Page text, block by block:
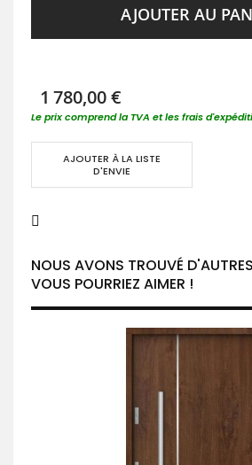
AJOUTER AU
1 780,00 €
Le prix comprend la TVA et les frais
AJOUTER À LA LISTE
D'ENVIE
NOUS AVONS TROUVÉ
VOUS POURRIEZ AIMER !